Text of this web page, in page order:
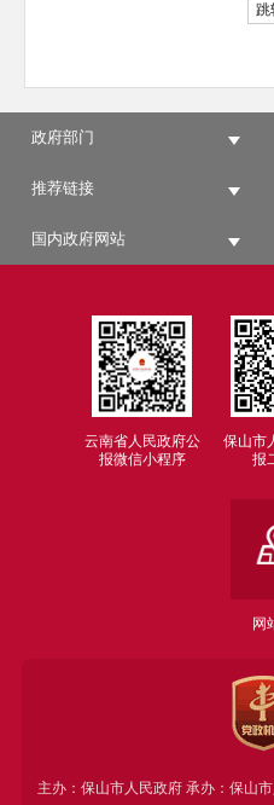
跳
政府部门
推荐链接
国内政府网站
云南省人民政府公
报微信小程序
保山市
报
网
主办：保山市人民政府 承办：保山